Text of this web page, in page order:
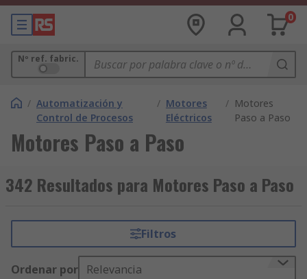
0
Nº ref. fabric.
/ Automatización y
Control de Procesos
/ Motores
Eléctricos
/ Motores
Paso a Paso
Motores Paso a Paso
342 Resultados para Motores Paso a Paso
Filtros
Ordenar por Relevancia